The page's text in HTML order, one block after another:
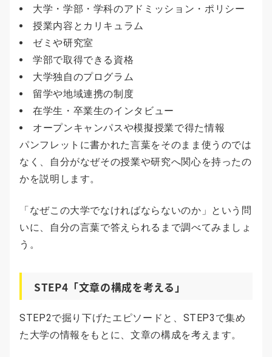
大学・学部・学科のアドミッション・ポリシー
授業内容とカリキュラム
ゼミや研究室
学部で取得できる資格
大学独自のプログラム
留学や地域連携の制度
在学生・卒業生のインタビュー
オープンキャンパスや模擬授業で得た情報
パンフレットに書かれた言葉をそのまま使うのでは
なく、自分がなぜその授業や研究へ関心を持ったの
かを説明します。
「なぜこの大学でなければならないのか」という問
いに、自分の言葉で答えられるまで調べてみましょ
う。
STEP4「文章の構成を考える」
STEP2で掘り下げたエピソードと、STEP3で集め
た大学の情報をもとに、文章の構成を考えます。